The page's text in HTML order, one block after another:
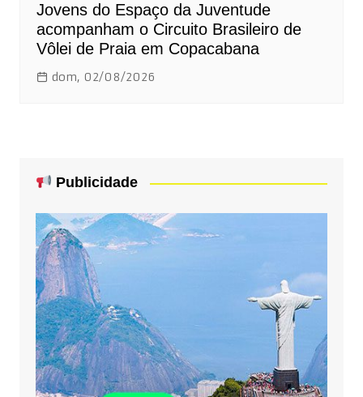
Jovens do Espaço da Juventude
acompanham o Circuito Brasileiro de
Vôlei de Praia em Copacabana
dom, 02/08/2026
Publicidade